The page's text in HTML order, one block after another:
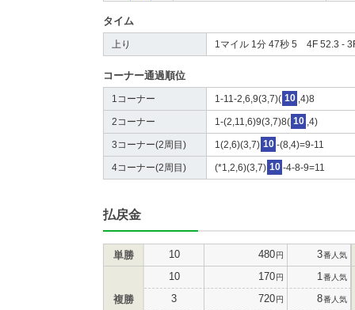
タイム
上り 1マイル 1分 47秒 5 4F 52.3 -
コーナー通過順位
1コーナー 1-11-2,6,9(3,7)( 10 ,4)8
2コーナー 1-(2,11,6)9(3,7)8( 10 ,4)
3コーナー(2周目) 1(2,6)(3,7) 10 -(8,4)=9-11
4コーナー(2周目) (*1,2,6)(3,7) 10 -4-8-9=11
払戻金
単勝 10 480円 3番人気
複勝
10 170円 1 番人気
3 720円 8番人気